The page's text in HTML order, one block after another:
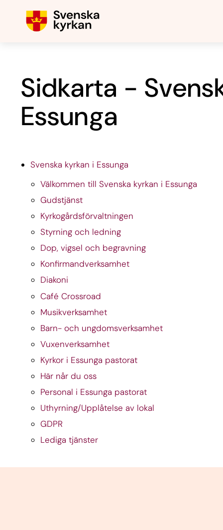
Sidkarta -
Essunga
Svenska kyrkan i Essunga
Välkommen till Svenska kyrkan i Essunga
Gudstjänst
Kyrkogårdsförvaltningen
Styrning och ledning
Dop, vigsel och begravning
Konfirmandverksamhet
Diakoni
Café Crossroad
Musikverksamhet
Barn- och ungdomsverksamhet
Vuxenverksamhet
Kyrkor i Essunga pastorat
Här når du oss
Personal i Essunga pastorat
Uthyrning/Upplåtelse av lokal
GDPR
Lediga tjänster